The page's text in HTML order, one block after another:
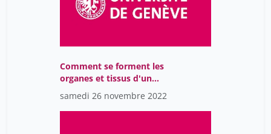
Comment se forment les
organes et tissus d'un
individu
samedi 26 novembre 2022